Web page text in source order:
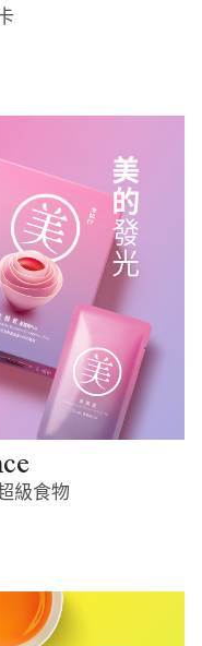
級食物